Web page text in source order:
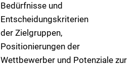
Bedürfnisse und
Entscheidungskriterien
der Zielgruppen,
Positionierungen der
Wettbewerber und Potenziale zur